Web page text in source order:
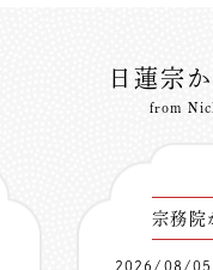
日蓮宗
from
宗務院
2026/08/05